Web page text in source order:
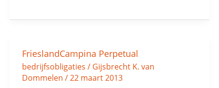
FrieslandCampina Perpetual
bedrijfsobligaties / Gijsbrecht K. van
Dommelen /22 maart 2013
FrieslandCampina
Perpetual